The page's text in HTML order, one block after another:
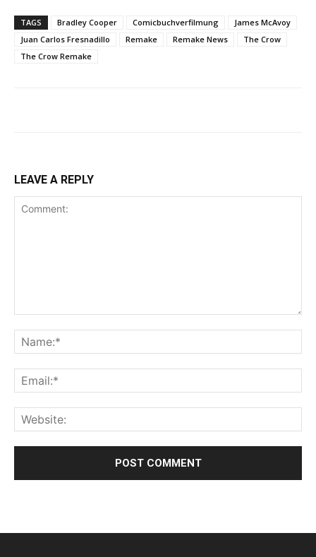
TAGS Bradley Cooper Comicbuchverfilmung
James McAvoy
Juan Carlos Fresnadillo
Remake Remake News
The Crow
The Crow Remake
LEAVE A REPLY